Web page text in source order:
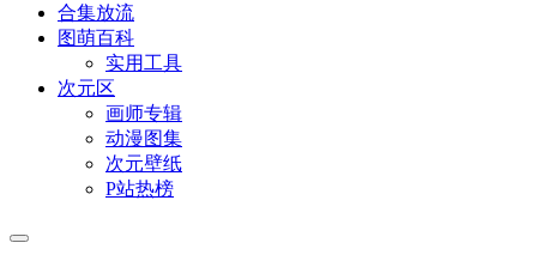
合集放流
图萌百科
实用工具
次元区
画师专辑
动漫图集
次元壁纸
P站热榜